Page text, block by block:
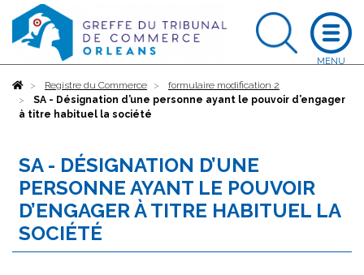
AccueilRegistre du Commerce
formulaire modification 2
SA - Désignation d’une personne ayant le pouvoir d’engager
à titre habituel la société
SA - DÉSIGNATION D’UNE
PERSONNE AYANT LE POUVOIR
D’ENGAGER À TITRE HABITUEL LA
SOCIÉTÉ